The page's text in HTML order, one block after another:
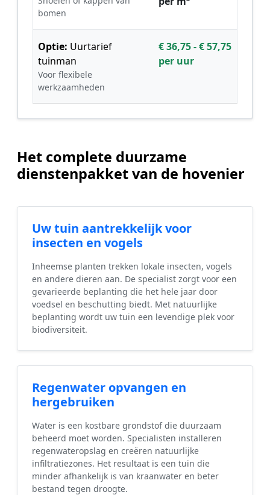
bomen
Optie: Uurtarief
tuinman
Voor flexibele
werkzaamheden
€ 36,75 - € 57,75
per uur
Het complete duurzame
dienstenpakket van de hovenier
Uw tuin aantrekkelijk voor
insecten en vogels
Inheemse planten trekken lokale insecten, vogels
en andere dieren aan. De specialist zorgt voor een
gevarieerde beplanting die het hele jaar door
voedsel en beschutting biedt. Met natuurlijke
beplanting wordt uw tuin een levendige plek voor
biodiversiteit.
Regenwater opvangen en
hergebruiken
Water is een kostbare grondstof die duurzaam
beheerd moet worden. Specialisten installeren
regenwateropslag en creëren natuurlijke
infiltratiezones. Het resultaat is een tuin die
minder afhankelijk is van kraanwater en beter
bestand tegen droogte.